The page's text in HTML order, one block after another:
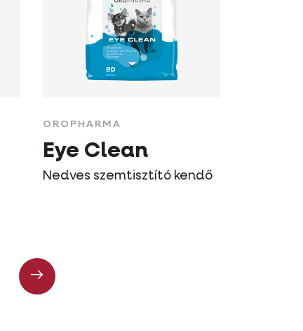
OROPHARMA
Eye Clean
Nedves szemtisztító kendő